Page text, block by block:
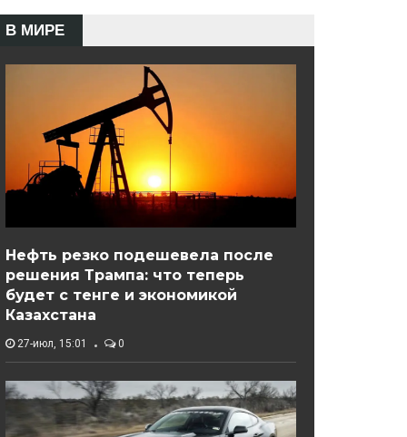
В МИРЕ
Нефть резко подешевела после
решения Трампа: что теперь
будет с тенге и экономикой
Казахстана
27-июл, 15:01 0